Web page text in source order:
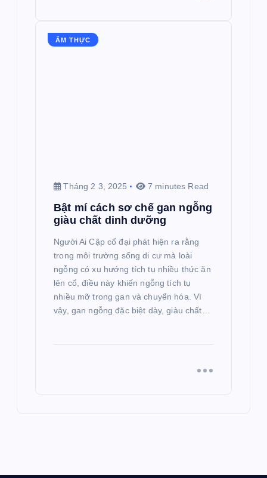
ẨM THỰC
Tháng 2 3, 2025 7 minutes Read
Bật mí cách sơ chế gan ngỗng
giàu chất dinh dưỡng
Người Ai Cập cổ đại phát hiện ra rằng
trong môi trường sống di cư mà loài
ngỗng có xu hướng tích tụ nhiều thức ăn
lên cổ, điều này khiến ngỗng tích tụ
nhiều mỡ trong gan và chuyển hóa. Vì
vậy, gan ngỗng đặc biệt dày, giàu chất…